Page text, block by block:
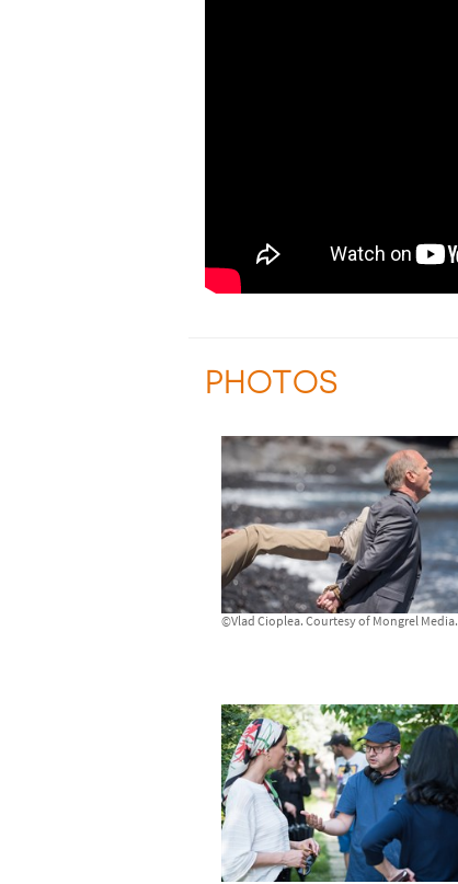
PHOTOS
©Vlad Cioplea. Courtesy of Mongrel Media.